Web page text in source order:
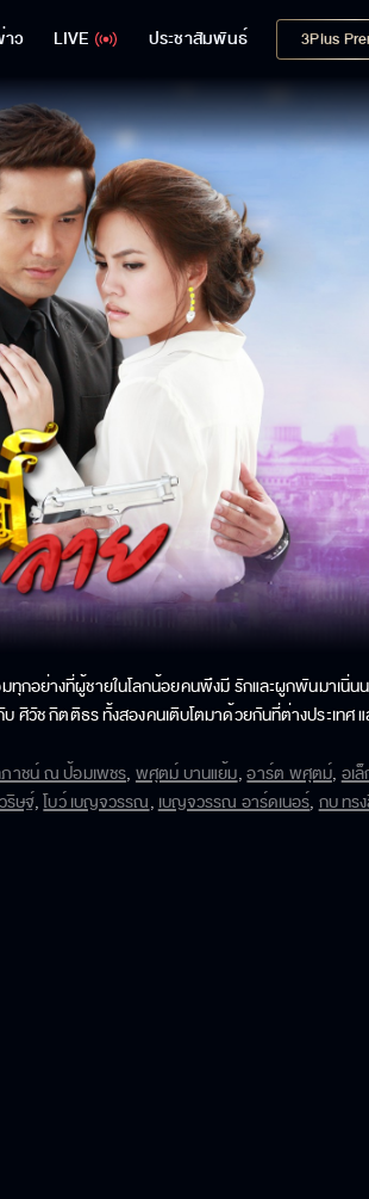
าว LIVE ประชาสัมพันธ์ 3Plus
ทุกอย่างที่ผู้ชายในโลกน้อยคนพึงมี รักและผูกพันมาเ
ศิวัช กิตติธร ทั้งสองคนเติบโตมาด้วยกันที่ต่างประเทศ
ภาชน์ ณ ป้อมเพชร, พศุตม์ บานแย้ม,อาร์ต พศุตม์,อเ
ริษฐ์,โบว์ เบญจวรรณ,เบญจวรรณ อาร์ดเนอร์,กบ ทร